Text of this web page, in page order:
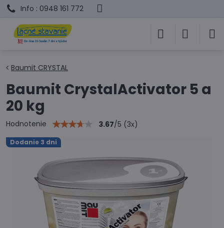
Info : 0948 161 772
Dodanie 3 dni
Baumit CRYSTAL
Baumit CrystalActivator 5 a
20 kg
Hodnotenie 3.67/5 (3x)